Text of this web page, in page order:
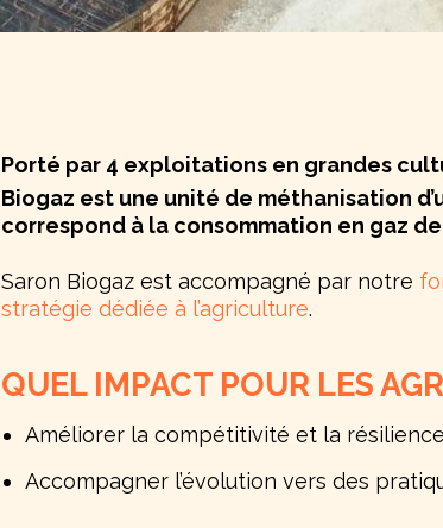
Porté par 4 exploitations en grandes
Biogaz est une unité de méthanisation
correspond à la consommation en gaz
Saron Biogaz est accompagné par notre
stratégie dédiée à l’agriculture.
QUEL IMPACT POUR LES
Améliorer la compétitivité et la
Accompagner l’évolution vers des